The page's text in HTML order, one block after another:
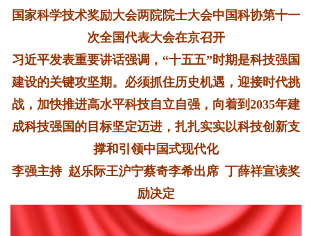
国家科学技术奖励大会两院院士大会中国科协第十一
次全国代表大会在京召开
习近平发表重要讲话强调，“十五五”时期是科技强国
建设的关键攻坚期。必须抓住历史机遇，迎接时代挑
战，加快推进高水平科技自立自强，向着到2035年建
成科技强国的目标坚定迈进，扎扎实实以科技创新支
撑和引领中国式现代化
李强主持 赵乐际王沪宁蔡奇李希出席 丁薛祥宣读奖
励决定